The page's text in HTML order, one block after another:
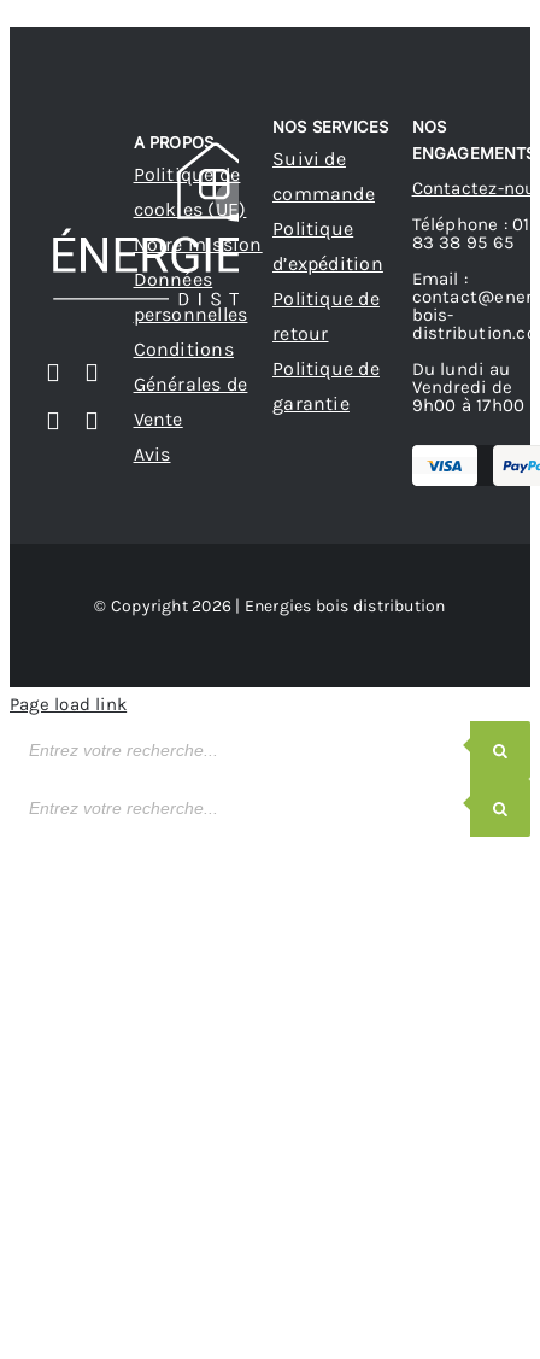
A PROPOS
Politique de
cookies (UE)
Notre mission
Données
personnelles
Conditions
Générales de
Vente
Avis
NOS SERVICES
Suivi de
commande
Politique
d’expédition
Politique de
retour
Politique de
garantie
NOS
ENGAGEMENTS
Contactez-
Téléphone : 01
83 38 95 65
Email :
bois-
Du lundi au
Vendredi de
9h00 à 17h00
© Copyright 2026 | Energies bois distribution
Page load link
de
de